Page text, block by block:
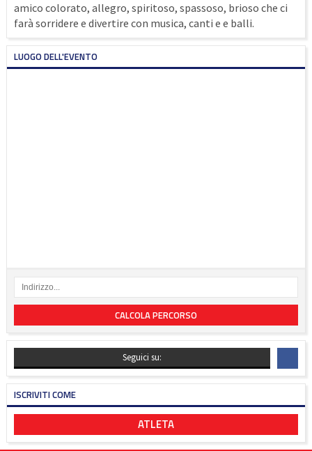
amico colorato, allegro, spiritoso, spassoso, brioso che ci
farà sorridere e divertire con musica, canti e e balli.
LUOGO DELL'EVENTO
CALCOLA PERCORSO
Seguici su:
ISCRIVITI COME
ATLETA